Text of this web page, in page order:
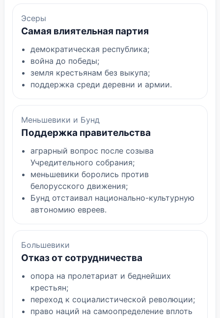
Эсеры
Самая влиятельная партия
демократическая республика;
война до победы;
земля крестьянам без выкупа;
поддержка среди деревни и армии.
Меньшевики и Бунд
Поддержка правительства
аграрный вопрос после созыва
Учредительного собрания;
меньшевики боролись против
белорусского движения;
Бунд отстаивал национально-культурную
автономию евреев.
Большевики
Отказ от сотрудничества
опора на пролетариат и беднейших
крестьян;
переход к социалистической революции;
право наций на самоопределение вплоть